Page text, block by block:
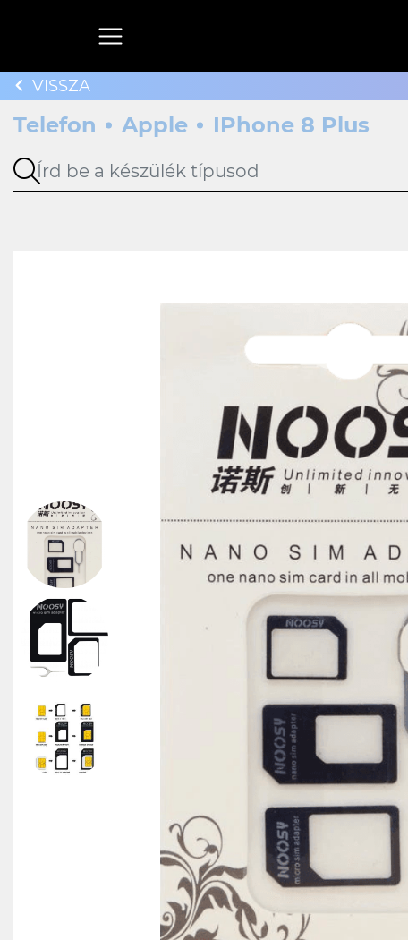
VISSZA
Telefon Apple IPhone 8 Plus